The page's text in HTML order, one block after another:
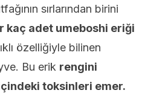
sırlarından birini
kaç adet umeboshi eriği
özelliğiyle bilinen
Bu erik rengini
toksinleri emer.